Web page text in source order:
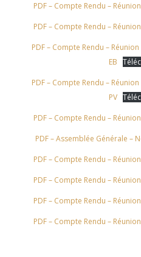
PDF – Compte Rendu –
PDF – Compte Rendu –
PDF – Compte Rendu –
EB
PDF – Compte Rendu –
PV
PDF – Compte Rendu –
PDF – Assemblée Générale –
PDF – Compte Rendu –
PDF – Compte Rendu –
PDF – Compte Rendu –
PDF – Compte Rendu –